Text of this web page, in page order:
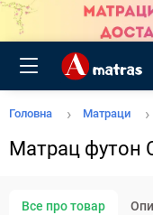
Головна Матраци
Матрац футон
Все про товар